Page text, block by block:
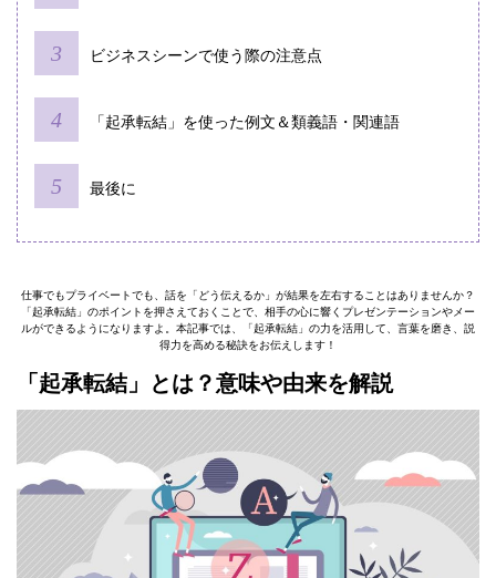
ビジネスシーンで使う際の注意点
「起承転結」を使った例文＆類義語・関連語
最後に
仕事でもプライベートでも、話を「どう伝えるか」が結果を左右することはありませんか？
「起承転結」のポイントを押さえておくことで、相手の心に響くプレゼンテーションやメー
ルができるようになりますよ。本記事では、「起承転結」の力を活用して、言葉を磨き、説
得力を高める秘訣をお伝えします！
「起承転結」とは？意味や由来を解説